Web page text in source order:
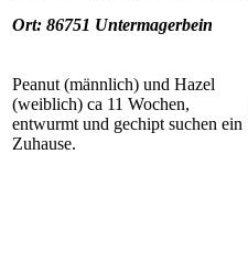
Ort: 86751 Untermagerbein
Peanut (männlich) und Hazel
(weiblich) ca 11 Wochen,
entwurmt und gechipt suchen ein
Zuhause.